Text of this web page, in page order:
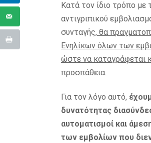
Κατά τον ίδιο τρόπο με
αντιγριπικού
συνταγής, θα
Ενηλίκων όλων των
ώστε να καταγράφεται
προσπάθεια.
Για τον λόγο αυτό,
δυνατότητας
αυτοματισμοί και
των εμβολίων που